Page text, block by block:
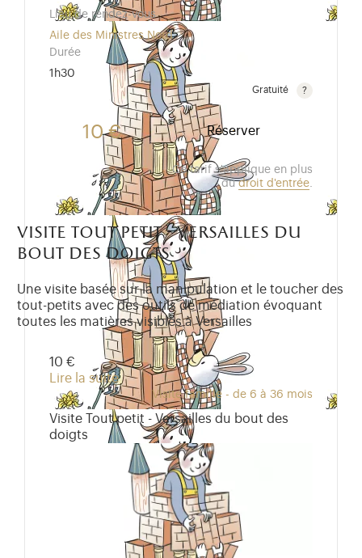
Lieu de rendez-vous
Aile des Ministres Nord
Durée
1h30
Gratuité
Gratuit pour les enfants de moins de 10 ans.Tarif
10 € Réserver
Ce tarif s'applique en plus
dudroit d'entrée.
visite tout petit - versailles du
bout des doigts
Une visite basée sur la manipulation et le toucher des
tout-petits avec des outils de médiation évoquant
toutes les matières visibles à Versailles
10 €
Lire la suite
Visite famille - de 6 à 36 mois
Visite Tout petit - Versailles du bout des
doigts